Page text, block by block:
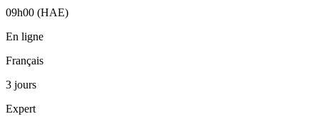
09h00 (HAE)
En ligne
Français
3 jours
Expert